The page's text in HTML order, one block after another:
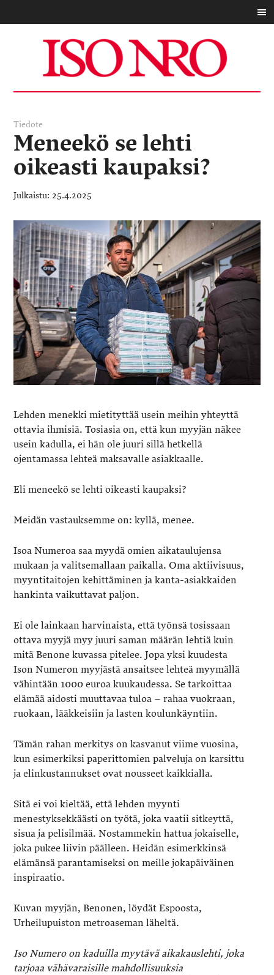
Tiedote
Meneekö se lehti
oikeasti kaupaksi?
25.4.2025
Lehden menekki mietityttää usein meihin yhteyttä
ottavia ihmisiä. Tosiasia on, että kun myyjän näkee
usein kadulla, ei hän ole juuri sillä hetkellä
ojentamassa lehteä maksavalle asiakkaalle.
Eli meneekö se lehti oikeasti kaupaksi?
Meidän vastauksemme on: kyllä, menee.
Isoa Numeroa saa myydä omien aikataulujensa
mukaan ja valitsemallaan paikalla. Oma aktiivisuus,
myyntitaitojen kehittäminen ja kanta-asiakkaiden
hankinta vaikuttavat paljon.
Ei ole lainkaan harvinaista, että työnsä tosissaan
ottava myyjä myy juuri saman määrän lehtiä kuin
mitä Benone kuvassa pitelee. Jopa yksi kuudesta
Ison Numeron myyjästä ansaitsee lehteä myymällä
vähintään 1000 euroa kuukaudessa. Se tarkoittaa
elämää aidosti muuttavaa tuloa – rahaa vuokraan,
ruokaan, lääkkeisiin ja lasten koulunkäyntiin.
Tämän rahan merkitys on kasvanut viime vuosina,
kun esimerkiksi paperittomien palveluja on karsittu
ja elinkustannukset ovat nousseet kaikkialla.
Sitä ei voi kieltää, että lehden myynti
menestyksekkäästi on työtä, joka vaatii sitkeyttä,
sisua ja pelisilmää. Nostammekin hattua jokaiselle,
joka pukee liivin päälleen. Heidän esimerkkinsä
elämänsä parantamiseksi on meille jokapäiväinen
inspiraatio.
Kuvan myyjän, Benonen, löydät Espoosta,
Urheilupuiston metroaseman läheltä.
Iso Numero on kaduilla myytävä aikakauslehti, joka
tarjoaa vähävaraisille mahdollisuuksia